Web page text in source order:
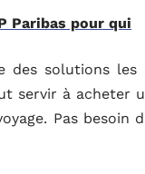
Paribas pour qui
des solutions les
servir à acheter
Pas besoin